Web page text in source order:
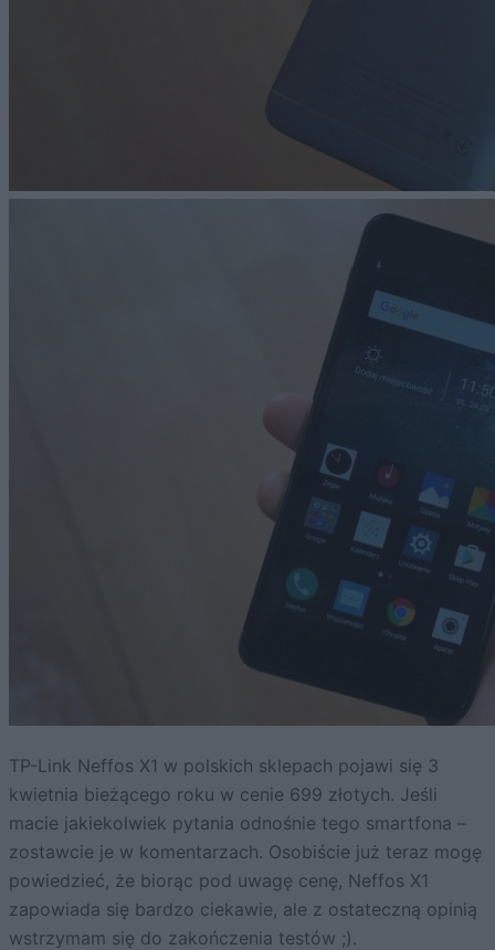
TP-Link Neffos X1 w polskich sklepach pojawi się 3
kwietnia bieżącego roku w cenie 699 złotych. Jeśli
macie jakiekolwiek pytania odnośnie tego smartfona –
zostawcie je w komentarzach. Osobiście już teraz mogę
powiedzieć, że biorąc pod uwagę cenę, Neffos X1
zapowiada się bardzo ciekawie, ale z ostateczną opinią
wstrzymam się do zakończenia testów ;).